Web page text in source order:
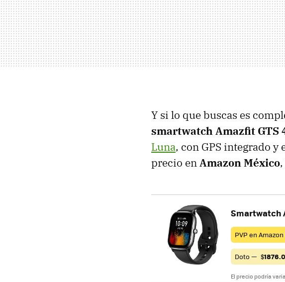
Y si lo que buscas es
smartwatch Amazfit GTS
Luna, con GPS integrado
precio enAmazon México
Smartwatch
PVP en
Doto — $
El precio podría